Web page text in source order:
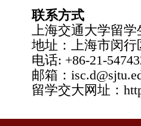
联系方式
上海交通大学留学
地址：上海市闵行
电话: +86-21-
邮箱：
留学交大网址：